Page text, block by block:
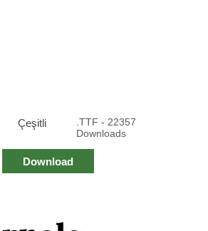
Çeşitli
.TTF - 22357
Downloads
Download